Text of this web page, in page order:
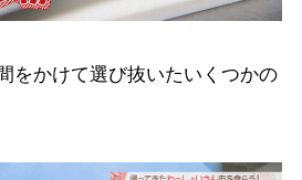
をかけて選び抜いたいくつかの